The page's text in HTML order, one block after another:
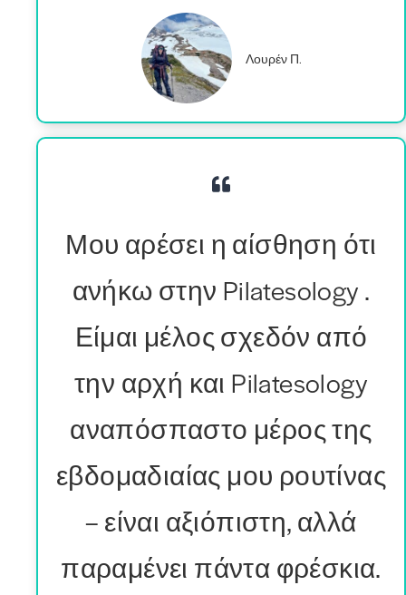
Λουρέν Π.
Μου αρέσει η αίσθηση ότι
ανήκω στην Pilatesology .
Είμαι μέλος σχεδόν από
την αρχή και Pilatesology
αναπόσπαστο μέρος της
εβδομαδιαίας μου ρουτίνας
– είναι αξιόπιστη, αλλά
παραμένει πάντα φρέσκια.